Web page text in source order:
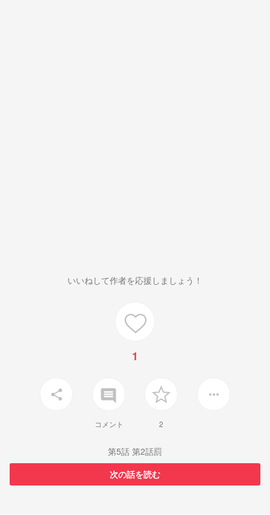
いいねして作者を応援しましょう！
1
share insert_comment
コメント 2
more_horiz
第5話 第2話罰
次の話を読む